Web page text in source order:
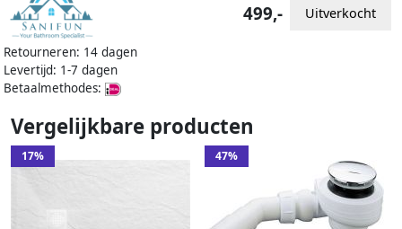
Retourneren: 14 dagen
Levertijd: 1-7 dagen
Betaalmethodes:
499,- Uitverkocht
Vergelijkbare producten
17% 47%